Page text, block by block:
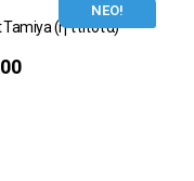
ΝΕΟ!
Tamiya (ή τίποτα)